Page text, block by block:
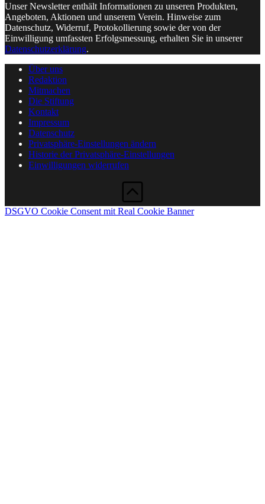
Unser Newsletter enthält Informationen zu unseren Produkten,
Angeboten, Aktionen und unserem Verein. Hinweise zum
Datenschutz, Widerruf, Protokollierung sowie der von der
Einwilligung umfassten Erfolgsmessung, erhalten Sie in unserer
Datenschutzerklärung.
Über uns
Redaktion
Mitmachen
Die Stiftung
Kontakt
Impressum
Datenschutz
Privatsphäre-Einstellungen ändern
Historie der Privatsphäre-Einstellungen
Einwilligungen widerrufen
DSGVO Cookie Consent mit Real Cookie Banner